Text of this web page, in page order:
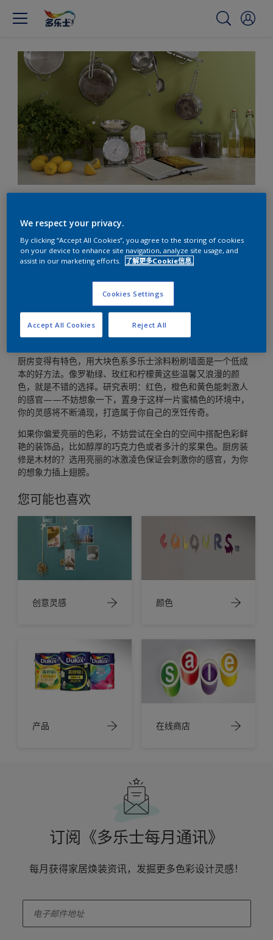
调一场厨房盛宴
厨房变得有特色，用大块色系多乐士涂料粉刷墙面是一个低成
本的好方法。像罗勒绿、玫红和柠檬黄这些温馨又浪漫的颜
色，就是不错的选择。研究表明：红色，橙色和黄色能刺激人
的感官——不妨想象一下，置身于这样一片蜜橘色的环境中，
你的灵感将不断涌现，打造属于你自己的烹饪传奇。
如果你偏爱亮丽的色彩，不妨尝试在全白的空间中搭配色彩鲜
艳的装饰品，比如醇厚的巧克力色或者多汁的浆果色。厨房装
修是木材的？选用亮丽的冰激凌色保证会刺激你的感官，为你
的想象力插上翅膀。
您可能也喜欢
创意灵感 颜色
产品 在线商店
订阅《多乐士每月通讯》
每月获得家居焕装资讯，发掘更多色彩设计灵感！
We respect your privacy.
By clicking “Accept All Cookies”, you agree to the storing of cookies
on your device to enhance site navigation, analyze site usage, and
assist in our marketing efforts.
了解更多Cookie信息.
Cookies Settings
Reject All
Accept All Cookies